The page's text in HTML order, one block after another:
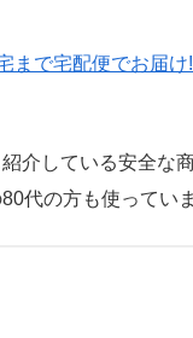
まで宅配便でお届
介している安全な
代の方も使っていま